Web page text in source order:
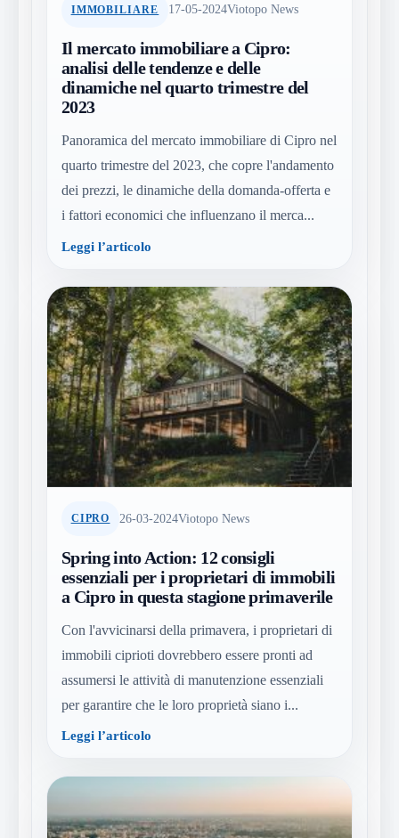
IMMOBILIARE 17-05-2024Viotopo News
Il mercato immobiliare a Cipro:
analisi delle tendenze e delle
dinamiche nel quarto trimestre del
2023
Panoramica del mercato immobiliare di Cipro nel
quarto trimestre del 2023, che copre l'andamento
dei prezzi, le dinamiche della domanda-offerta e
i fattori economici che influenzano il merca...
Leggi l’articolo
CIPRO 26-03-2024Viotopo News
Spring into Action: 12 consigli
essenziali per i proprietari di immobili
a Cipro in questa stagione primaverile
Con l'avvicinarsi della primavera, i proprietari di
immobili ciprioti dovrebbero essere pronti ad
assumersi le attività di manutenzione essenziali
per garantire che le loro proprietà siano i...
Leggi l’articolo